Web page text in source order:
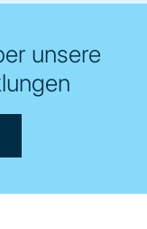
unsere